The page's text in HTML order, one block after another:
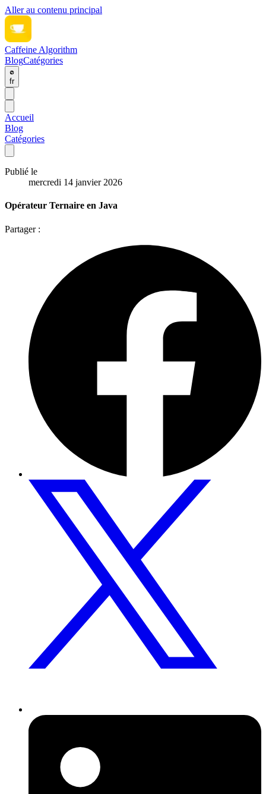
Aller au contenu principal
Caffeine Algorithm
BlogCatégories
fr
Accueil
Blog
Catégories
Publié le
mercredi 14 janvier 2026
Opérateur Ternaire en Java
Partager :